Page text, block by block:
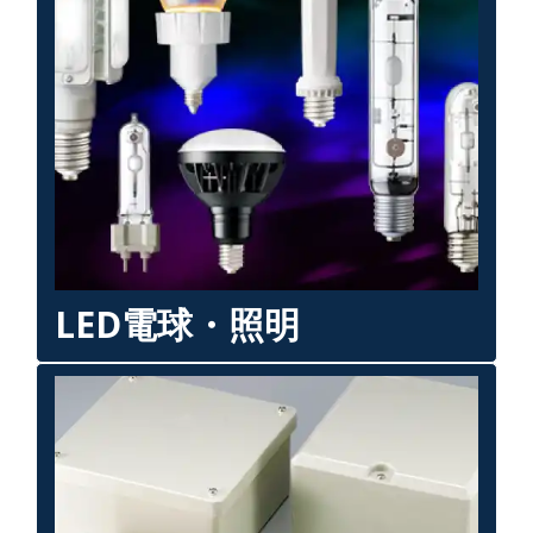
LED電球・照明